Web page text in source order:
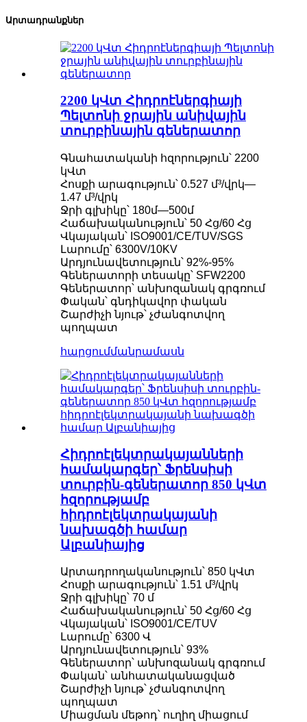
Արտադրանքներ
2200 կՎտ Հիդրոէներգիայի
Պելտոնի ջրային անիվային
տուրբինային գեներատոր
Գնահատականի հզորություն՝ 2200
կՎտ
Հոսքի արագություն՝ 0.527 մ³/վրկ—
1.47 մ³/վրկ
Ջրի գլխիկը՝ 180մ—500մ
Հաճախականություն՝ 50 Հց/60 Հց
Վկայական՝ ISO9001/CE/TUV/SGS
Լարումը՝ 6300V/10KV
Արդյունավետություն՝ 92%-95%
Գեներատորի տեսակը՝ SFW2200
Գեներատոր՝ անխոզանակ գրգռում
Փական՝ գնդիկավոր փական
Շարժիչի նյութ՝ չժանգոտվող
պողպատ
հարցումմանրամասն
Հիդրոէլեկտրակայանների
համակարգեր՝ Ֆրենսիսի
տուրբին-գեներատոր 850 կՎտ
հզորությամբ
հիդրոէլեկտրակայանի
նախագծի համար
Ալբանիայից
Արտադրողականություն՝ 850 կՎտ
Հոսքի արագություն՝ 1.51 մ³/վրկ
Ջրի գլխիկը՝ 70 մ
Հաճախականություն՝ 50 Հց/60 Հց
Վկայական՝ ISO9001/CE/TUV
Լարումը՝ 6300 Վ
Արդյունավետություն՝ 93%
Գեներատոր՝ անխոզանակ գրգռում
Փական՝ անհատականացված
Շարժիչի նյութ՝ չժանգոտվող
պողպատ
Միացման մեթոդ՝ ուղիղ միացում